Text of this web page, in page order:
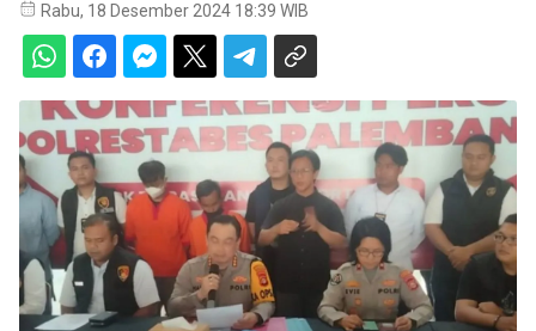
Rabu, 18 Desember 2024 18:39 WIB